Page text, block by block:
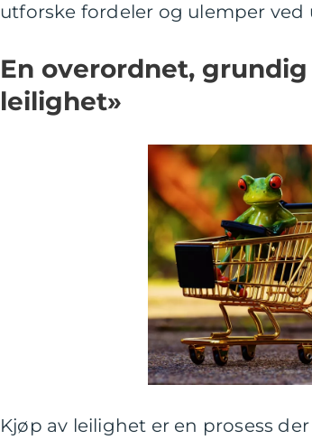
utforske fordeler og ulemper ved
En overordnet,
leilighet»
Kjøp av leilighet er en prosess